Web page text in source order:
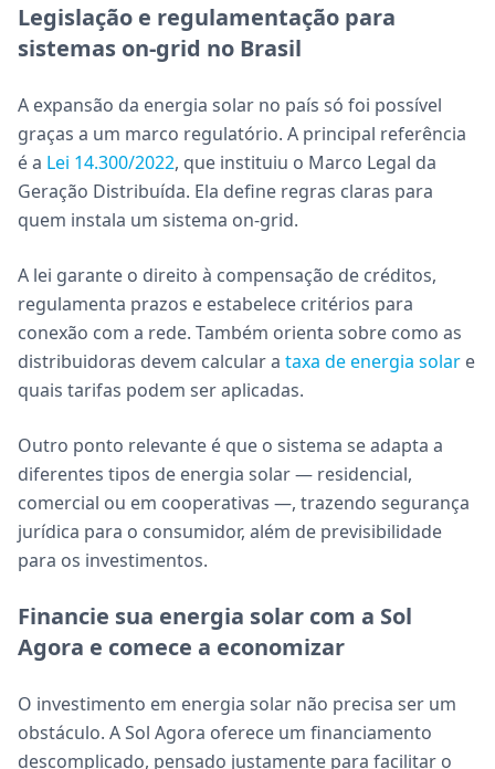
Legislação e regulamentação para
sistemas on-grid no Brasil
A expansão da energia solar no país só foi possível
graças a um marco regulatório. A principal referência
é a Lei 14.300/2022, que instituiu o Marco Legal da
Geração Distribuída. Ela define regras claras para
quem instala um sistema on-grid.
A lei garante o direito à compensação de créditos,
regulamenta prazos e estabelece critérios para
conexão com a rede. Também orienta sobre como as
distribuidoras devem calcular a taxa de energia solar e
quais tarifas podem ser aplicadas.
Outro ponto relevante é que o sistema se adapta a
diferentes tipos de energia solar — residencial,
comercial ou em cooperativas —, trazendo segurança
jurídica para o consumidor, além de previsibilidade
para os investimentos.
Financie sua energia solar com a Sol
Agora e comece a economizar
O investimento em energia solar não precisa ser um
obstáculo. A Sol Agora oferece um financiamento
descomplicado, pensado justamente para facilitar o